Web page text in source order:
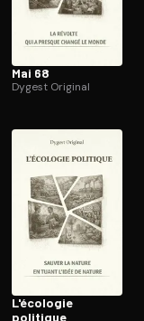
Mai 68
Dygest Original
L'écologie
politique